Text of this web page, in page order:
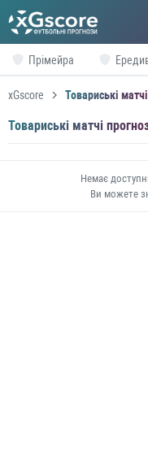
Прімейра
xGscore Товариські матчі
Товариські матчі
Немає
Ви можете